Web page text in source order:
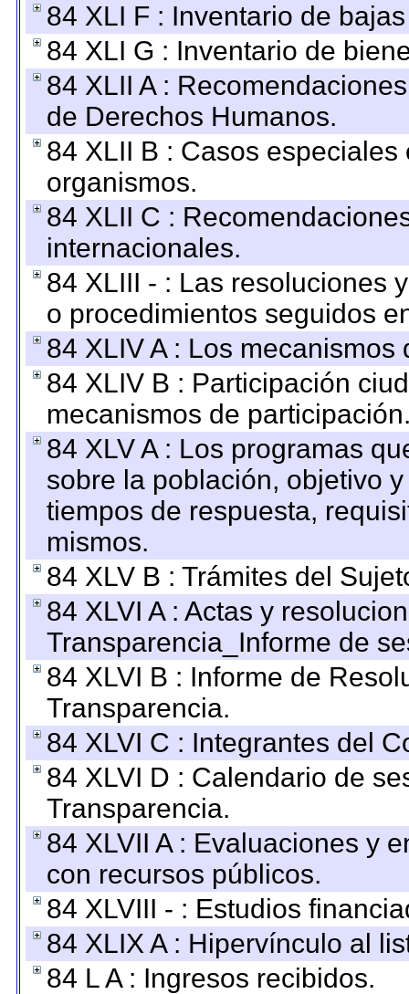
84 XLI F : Inventario de
84 XLI G : Inventario de
84 XLII A :
de Derechos Humanos.
84 XLII B : Casos
organismos.
84 XLII C :
internacionales.
84 XLIII - : Las resoluciones
o procedimientos seguidos
84 XLIV A : Los
84 XLIV B : Participación
mecanismos de
84 XLV A : Los programas
sobre la población, objetivo
tiempos de respuesta,
mismos.
84 XLV B : Trámites del
84 XLVI A : Actas y
Transparencia_Informe de
84 XLVI B : Informe de
Transparencia.
84 XLVI C : Integrantes del
84 XLVI D : Calendario de
Transparencia.
84 XLVII A : Evaluaciones y
con recursos públicos.
84 XLVIII - : Estudios
84 XLIX A : Hipervínculo al
84 L A : Ingresos recibidos.